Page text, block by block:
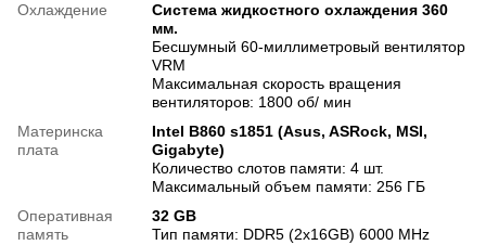
Охлаждение
Система жидкостного охлаждения 360
мм.
Бесшумный 60-миллиметровый вентилятор
VRM
Максимальная скорость вращения
вентиляторов: 1800 об/ мин
Материнска
плата
Intel B860 s1851 (Asus, ASRock, MSI,
Gigabyte)
Количество слотов памяти: 4 шт.
Максимальный объем памяти: 256 ГБ
Оперативная
память
32 GB
Тип памяти: DDR5 (2x16GB) 6000 MHz